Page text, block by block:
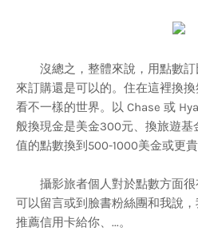
沒總之，整體來說，用點數訂
來訂購還是可以的。住在這裡換
看不一樣的世界。以 Chase 或
般換現金是美金300元、換旅遊
值的點數換到500-1000美金或更
攝影旅者個人對於點數方面很
可以留言或到臉書粉絲團和我說，
推薦信用卡給你、...。